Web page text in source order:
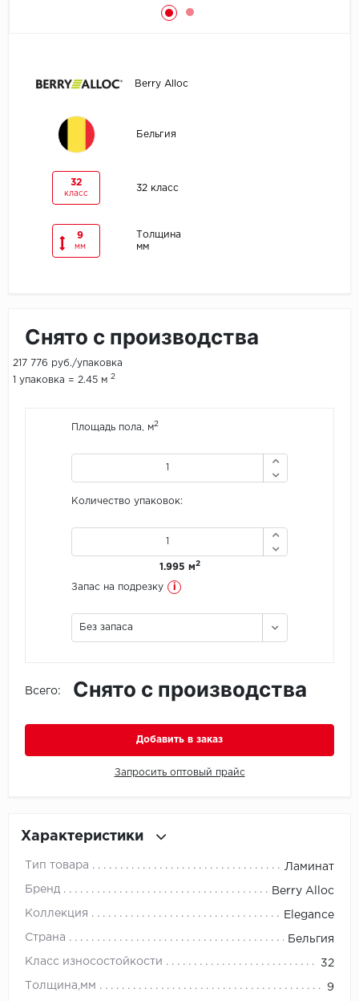
Jinan PDM
KDF
LimeStone
Next Step
No brand
Novafloor
Berry Alloc
Бельгия
32
класс
32 класс
9
мм
Толщина
мм
Снято с производства
217 776 руб./упаковка
1 упаковка = 2.45 м 2
Площадь пола, м2
Количество упаковок:
1.995 м2
Запас на подрезку i
Без запаса
Всего: Снято с производства
Добавить в заказ
Запросить оптовый прайс
Характеристики
Тип товара Ламинат
Бренд Berry Alloc
Коллекция Elegance
Страна Бельгия
Класс износостойкости 32
Толщина,мм 9